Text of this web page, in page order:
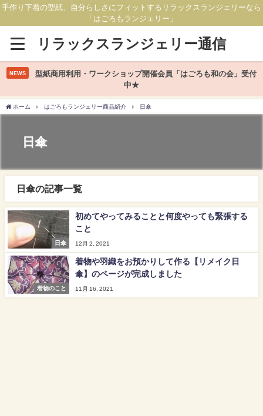
手作り下着の型紙、自分らしさにフィットするリラックスランジェリーなら
「はごろもランジェリー」
リラックスランジェリー通信
NEWS
型紙商用利用・ワークショップ開催会員「はごろも和の会」受付
中★
ホーム はごろもランジェリー商品紹介 日傘
日傘
日傘の記事一覧
日傘
初めてやってみることと何度やっても緊張する
こと
12月 2, 2021
着物のこと
着物や羽織をお預かりして作る【リメイク日
傘】のページが完成しました
11月 16, 2021